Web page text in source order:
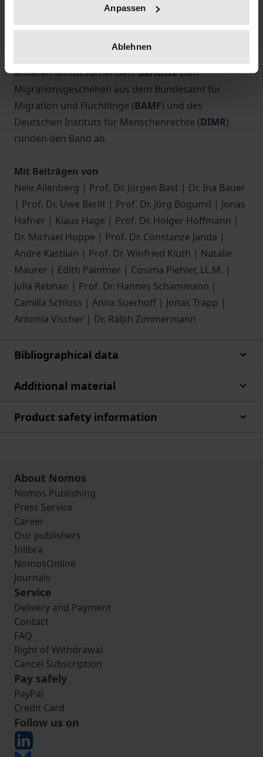
Anpassen
Ablehnen
widmen sich u.a den Problemlagen und
Optimierungspotenzialen bei der Umsetzung des
anderen Schutzsuchenden.Berichtezum
Migrationsgeschehen aus dem Bundesamt für
Migration und Flüchtlinge (BAMF) und des
Deutschen Instituts für Menschenrechte (DIMR)
runden den Band ab.
Mit Beiträgen von
Nele Allenberg | Prof. Dr. Jürgen Bast | Dr. Ina Bauer
| Prof. Dr. Uwe Berlit | Prof. Dr. Jörg Bogumil | Jonas
Hafner | Klaus Hage | Prof. Dr. Holger Hoffmann |
Dr. Michael Hoppe | Prof. Dr. Constanze Janda |
Andre Kastilan | Prof. Dr. Winfried Kluth | Natalie
Maurer | Edith Paintner | Cosima Piehler, LL.M. |
Julia Rebhan | Prof. Dr. Hannes Schammann |
Camilla Schloss | Anna Suerhoff | Jonas Trapp |
Antonia Vischer | Dr. Ralph Zimmermann
Bibliographical data
Additional material
Product safety information
About Nomos
Nomos Publishing
Press Service
Career
Our publishers
Inlibra
NomosOnline
Journals
Service
Delivery and Payment
Contact
FAQ
Right of Withdrawal
Cancel Subscription
Pay safely
PayPal
Credit Card
Follow us on